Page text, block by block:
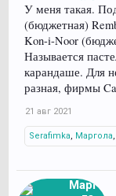
У меня такая.
(бюджетная)
Kon-i-Noor
Называется
карандаше. Для
разная, фирмы
21 авг 2021
Serafimka, Маргола,
Марго